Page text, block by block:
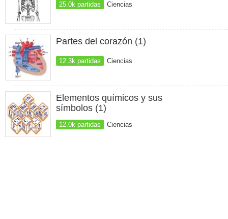
25.0k partidas Ciencias
Partes del corazón (1)
12.3k partidas Ciencias
Elementos químicos y sus
símbolos (1)
12.0k partidas Ciencias